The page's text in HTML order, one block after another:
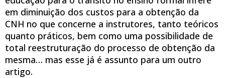
em diminuição dos custos para a obtenção da
CNH no que concerne a instrutores, tanto teóricos
quanto práticos, bem como uma possibilidade de
total reestruturação do processo de obtenção da
mesma… mas esse já é assunto para um outro
artigo.